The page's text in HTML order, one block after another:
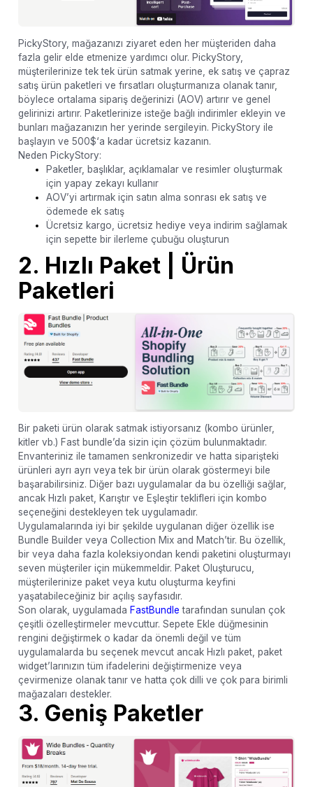
PickyStory, mağazanızı ziyaret eden her müşteriden daha
fazla gelir elde etmenize yardımcı olur. PickyStory,
müşterilerinize tek tek ürün satmak yerine, ek satış ve çapraz
satış ürün paketleri ve fırsatları oluşturmanıza olanak tanır,
böylece ortalama sipariş değerinizi (AOV) artırır ve genel
gelirinizi artırır. Paketlerinize isteğe bağlı indirimler ekleyin ve
bunları mağazanızın her yerinde sergileyin. PickyStory ile
başlayın ve 500$‘a kadar ücretsiz kazanın.
Neden PickyStory:
Paketler, başlıklar, açıklamalar ve resimler oluşturmak
için yapay zekayı kullanır
AOV’yi artırmak için satın alma sonrası ek satış ve
ödemede ek satış
Ücretsiz kargo, ücretsiz hediye veya indirim sağlamak
için sepette bir ilerleme çubuğu oluşturun
2. Hızlı Paket | Ürün
Paketleri
Bir paketi ürün olarak satmak istiyorsanız (kombo ürünler,
kitler vb.) Fast bundle’da sizin için çözüm bulunmaktadır.
Envanteriniz ile tamamen senkronizedir ve hatta siparişteki
ürünleri ayrı ayrı veya tek bir ürün olarak göstermeyi bile
başarabilirsiniz. Diğer bazı uygulamalar da bu özelliği sağlar,
ancak Hızlı paket, Karıştır ve Eşleştir teklifleri için kombo
seçeneğini destekleyen tek uygulamadır.
Uygulamalarında iyi bir şekilde uygulanan diğer özellik ise
Bundle Builder veya Collection Mix and Match’tir. Bu özellik,
bir veya daha fazla koleksiyondan kendi paketini oluşturmayı
seven müşteriler için mükemmeldir. Paket Oluşturucu,
müşterilerinize paket veya kutu oluşturma keyfini
yaşatabileceğiniz bir açılış sayfasıdır.
Son olarak, uygulamada FastBundle tarafından sunulan çok
çeşitli özelleştirmeler mevcuttur. Sepete Ekle düğmesinin
rengini değiştirmek o kadar da önemli değil ve tüm
uygulamalarda bu seçenek mevcut ancak Hızlı paket, paket
widget’larınızın tüm ifadelerini değiştirmenize veya
çevirmenize olanak tanır ve hatta çok dilli ve çok para birimli
mağazaları destekler.
3. Geniş Paketler